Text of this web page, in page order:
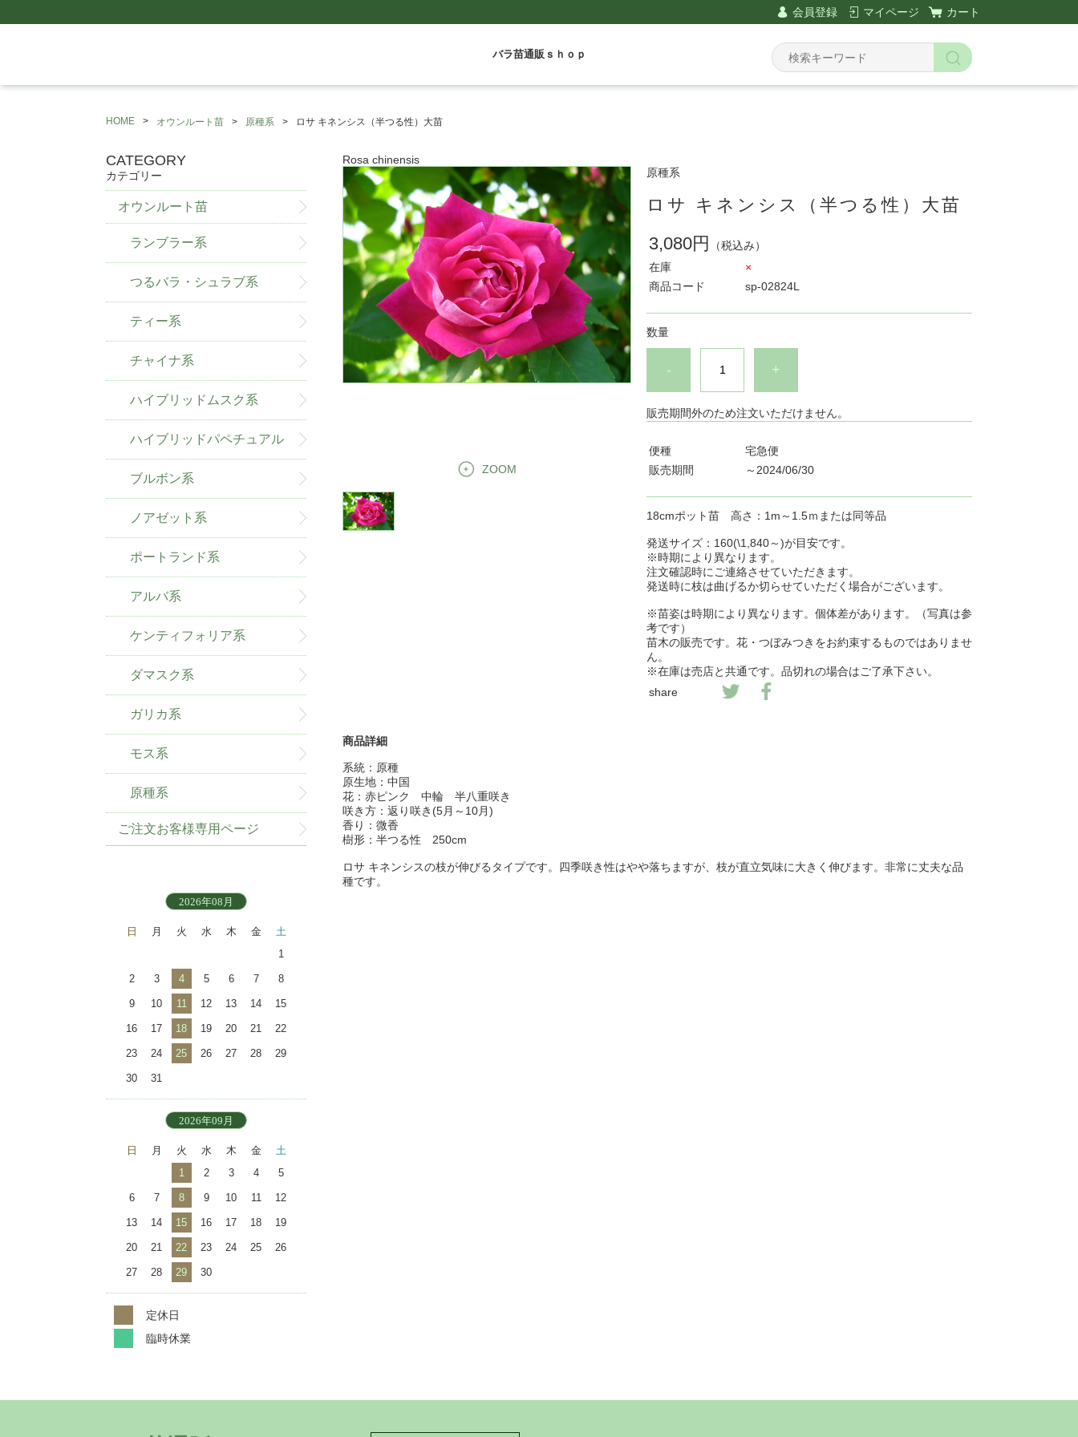
会員登録 マイページ カート
バラ苗通販ｓｈｏｐ
HOME オウンルート苗 原種系 ロサ キネンシス（半つる性）大苗
Rosa chinensis
ZOOM
原種系
ロサ キネンシス（半つる性）大苗
3,080円
（税込み）
在庫
×
商品コード
sp-02824L
数量
- +
販売期間外のため注文いただけません。
便種
宅急便
販売期間
～2024/06/30
18cmポット苗 高さ：1m～1.5ｍまたは同等品
発送サイズ：160(\1,840～)が目安です。
※時期により異なります。
注文確認時にご連絡させていただきます。
発送時に枝は曲げるか切らせていただく場合がございます。
※苗姿は時期により異なります。個体差があります。（写真は参
考です）
苗木の販売です。花・つぼみつきをお約束するものではありませ
ん。
※在庫は売店と共通です。品切れの場合はご了承下さい。
share
商品詳細
系統：原種
原生地：中国
花：赤ピンク 中輪 半八重咲き
咲き方：返り咲き(5月～10月)
香り：微香
樹形：半つる性 250cm
ロサ キネンシスの枝が伸びるタイプです。四季咲き性はやや落ちますが、枝が直立気味に大きく伸びます。非常に丈夫な品
種です。
CATEGORY
カテゴリー
オウンルート苗
ランブラー系
つるバラ・シュラブ系
ティー系
チャイナ系
ハイブリッドムスク系
ハイブリッドパペチュアル
ブルボン系
ノアゼット系
ポートランド系
アルバ系
ケンティフォリア系
ダマスク系
ガリカ系
モス系
原種系
ご注文お客様専用ページ
2026年08月
日 月 火 水 木 金
土
1
2 3 4 5 6 7 8
9 10 11 12 13 14 15
16 17 18 19 20 21 22
23 24 25 26 27 28 29
30 31
2026年09月
日 月 火 水 木 金
土
1
2 3 4 5
6 7 8 9 10 11 12
13 14 15 16 17 18 19
20 21 22 23 24 25 26
27 28 29 30
定休日
臨時休業